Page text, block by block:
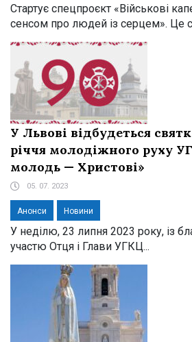
Стартує спецпроєкт «Військові
сенсом про людей із серцем». Це
У Львові відбудеться
річчя молодіжного руху
молодь — Христові»
05. 07. 2023
Анонси Новини
У неділю, 23 липня 2023 року, із
участю Отця і Глави УГКЦ...